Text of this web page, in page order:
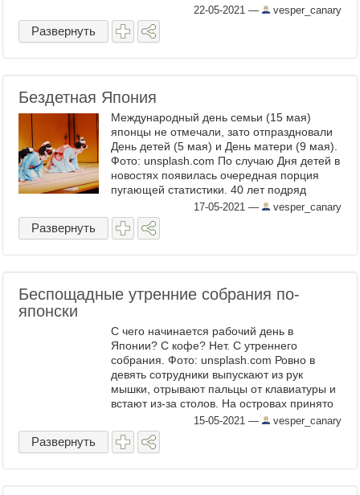
отмену Олимпиады в Токио. Страхи
копились-копились и ...
22-05-2021 — vesper_canary
Развернуть
Бездетная Япония
Международный день семьи (15 мая)
японцы не отмечали, зато отпраздновали
День детей (5 мая) и День матери (9 мая).
Фото: unsplash.com По случаю Дня детей в
новостях появилась очередная порция
пугающей статистики. 40 лет подряд
детское население Страны восходящего
солнца ...
17-05-2021 — vesper_canary
Развернуть
Беспощадные утренние собрания по-
японски
С чего начинается рабочий день в
Японии? С кофе? Нет. С утреннего
собрания. Фото: unsplash.com Ровно в
девять сотрудники выпускают из рук
мышки, отрывают пальцы от клавиатуры и
встают из-за столов. На островах принято
приходить на работу заранее, хотя бы за
пятнадцать минут, ...
15-05-2021 — vesper_canary
Развернуть